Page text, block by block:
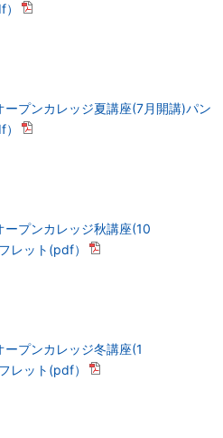
ープンカレッジ夏講座(7月開講)パン
ープンカレッジ秋講座(10
レット(pdf）
ープンカレッジ冬講座(1
レット(pdf）